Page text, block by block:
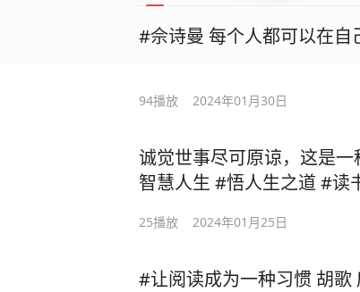
#佘诗曼 每个人都可以在
94播放 2024年01月30日
诚觉世事尽可原谅，这是
智慧人生 #悟人生之道 #读
25播放 2024年01月25日
#让阅读成为一种习惯 胡